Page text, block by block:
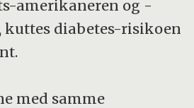
amerikaneren og -
kuttes diabetes-risikoen
med samme